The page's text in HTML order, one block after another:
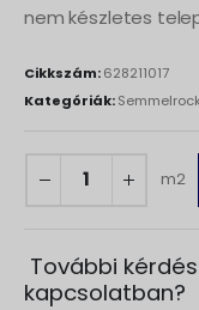
nem készletes
Cikkszám:628211017
Kategóriák:
m2
További
kapcsolatban?